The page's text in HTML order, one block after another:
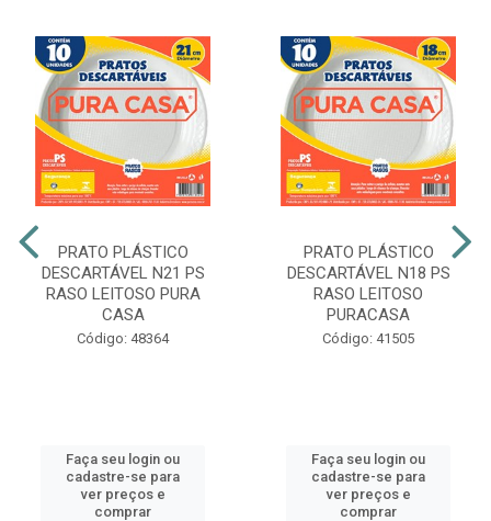
PRATO PLÁSTICO
DESCARTÁVEL N21 PS
RASO LEITOSO PURA
CASA
Código: 48364
Faça seu login ou
cadastre-se para
ver preços e
comprar
PRATO PLÁSTICO
DESCARTÁVEL N18 PS
RASO LEITOSO
PURACASA
Código: 41505
Faça seu login ou
cadastre-se para
ver preços e
comprar